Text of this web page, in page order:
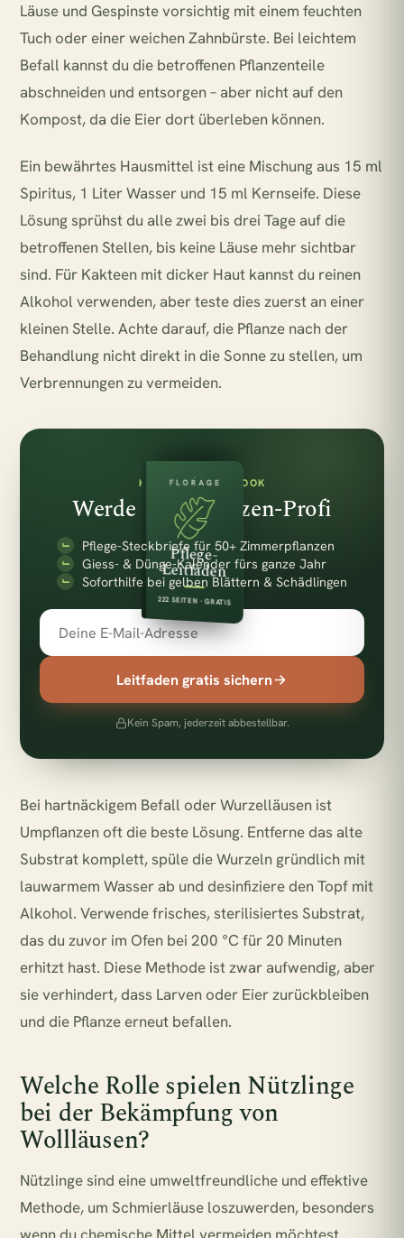
Läuse und Gespinste vorsichtig mit einem feuchten
Tuch oder einer weichen Zahnbürste. Bei leichtem
Befall kannst du die betroffenen Pflanzenteile
abschneiden und entsorgen – aber nicht auf den
Kompost, da die Eier dort überleben können.
Ein bewährtes Hausmittel ist eine Mischung aus 15 ml
Spiritus, 1 Liter Wasser und 15 ml Kernseife. Diese
Lösung sprühst du alle zwei bis drei Tage auf die
betroffenen Stellen, bis keine Läuse mehr sichtbar
sind. Für Kakteen mit dicker Haut kannst du reinen
Alkohol verwenden, aber teste dies zuerst an einer
kleinen Stelle. Achte darauf, die Pflanze nach der
Behandlung nicht direkt in die Sonne zu stellen, um
Verbrennungen zu vermeiden.
FLORAGE
Pflege-
Leitfaden
222 SEITEN · GRATIS
KOSTENLOSES E-BOOK
Werde zum Pflanzen-Profi
Pflege-Steckbriefe für 50+ Zimmerpflanzen
Giess- & Dünge-Kalender fürs ganze Jahr
Soforthilfe bei gelben Blättern & Schädlingen
Leitfaden gratis sichern
Kein Spam, jederzeit abbestellbar.
Bei hartnäckigem Befall oder Wurzelläusen ist
Umpflanzen oft die beste Lösung. Entferne das alte
Substrat komplett, spüle die Wurzeln gründlich mit
lauwarmem Wasser ab und desinfiziere den Topf mit
Alkohol. Verwende frisches, sterilisiertes Substrat,
das du zuvor im Ofen bei 200 °C für 20 Minuten
erhitzt hast. Diese Methode ist zwar aufwendig, aber
sie verhindert, dass Larven oder Eier zurückbleiben
und die Pflanze erneut befallen.
Welche Rolle spielen Nützlinge
bei der Bekämpfung von
Wollläusen?
Nützlinge sind eine umweltfreundliche und effektive
Methode, um Schmierläuse loszuwerden, besonders
wenn du chemische Mittel vermeiden möchtest.